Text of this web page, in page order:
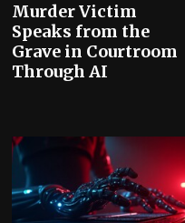
Murder Victim
Speaks from the
Grave in Courtroom
Through AI